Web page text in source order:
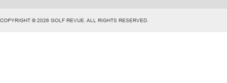
COPYRIGHT © 2026 GOLF REVUE. ALL RIGHTS RESERVED.